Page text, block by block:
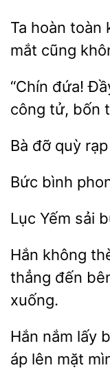
Ta hoàn toàn
mắt cũng
đứa!
công tử,
Bà đỡ quỳ
bình
Lục Yếm sải
Hắn không
thẳng đến
xuống.
Hắn nắm lấy
lên mặt